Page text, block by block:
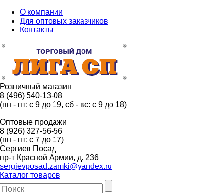
О компании
Для оптовых заказчиков
Контакты
Розничный магазин
8 (496) 540-13-08
(пн - пт: с 9 до 19, сб - вс: с 9 до 18)
Оптовые продажи
8 (926) 327-56-56
(пн - пт: с 7 до 17)
Сергиев Посад
пр-т Красной Армии, д. 236
sergievposad.zamki@yandex.ru
Каталог товаров